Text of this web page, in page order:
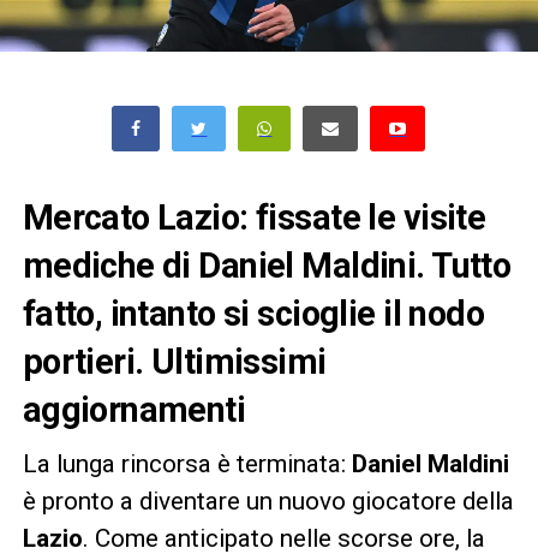
Mercato Lazio: fissate le visite
mediche di Daniel Maldini. Tutto
fatto, intanto si scioglie il nodo
portieri. Ultimissimi
aggiornamenti
La lunga rincorsa è terminata: Daniel Maldini
è pronto a diventare un nuovo giocatore della
Lazio. Come anticipato nelle scorse ore, la